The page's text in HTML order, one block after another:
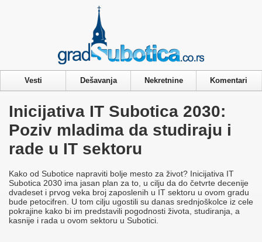
Vesti Dešavanja Nekretnine Komentari
Inicijativa IT Subotica 2030:
Poziv mladima da studiraju i
rade u IT sektoru
Kako od Subotice napraviti bolje mesto za život? Inicijativa IT
Subotica 2030 ima jasan plan za to, u cilju da do četvrte decenije
dvadeset i prvog veka broj zaposlenih u IT sektoru u ovom gradu
bude petocifren. U tom cilju ugostili su danas srednjoškolce iz cele
pokrajine kako bi im predstavili pogodnosti života, studiranja, a
kasnije i rada u ovom sektoru u Subotici.
Privacy & Cookies Policy